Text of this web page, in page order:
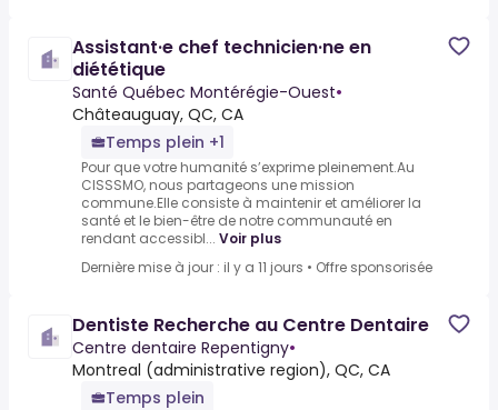
Assistant·e chef technicien·ne en
diététique
Santé Québec Montérégie-Ouest•
Châteauguay, QC, CA
Temps plein +1
Pour que votre humanité s’exprime pleinement.Au
CISSSMO, nous partageons une mission
commune.Elle consiste à maintenir et améliorer la
santé et le bien-être de notre communauté en
rendant accessibl... Voir plus
Dernière mise à jour : il y a 11 jours • Offre sponsorisée
Dentiste Recherche au Centre Dentaire
Centre dentaire Repentigny•
Montreal (administrative region), QC, CA
Temps plein